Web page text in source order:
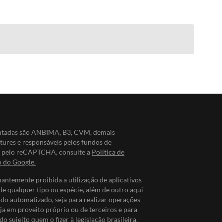
são ANBIMA, B3, CVM, demais
e responsáveis pelos fundos de
reCAPTCHA, consulte a Política de
do Google.
proibida a utilização de aplicativos
qualquer tipo ou espécie, além de outro aqui
automatizado, seja para realizar operações
em proveito próprio ou de terceiros e para
sujeito quem o fizer à legislação brasileira,